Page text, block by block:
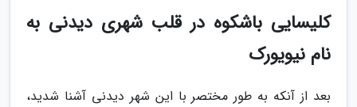
کلیسایی باشکوه در قلب شهری دیدنی به
نام نیویورک
بعد از آنکه به طور مختصر با این شهر دیدنی آشنا شدید،